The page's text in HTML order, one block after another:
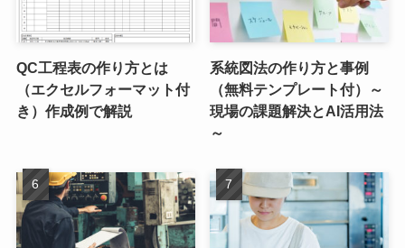
QC工程表の作り方とは
（エクセルフォーマット付
き）作成例で解説
系統図法の作り方と事例
（無料テンプレート付）～
現場の課題解決とAI活用法
～